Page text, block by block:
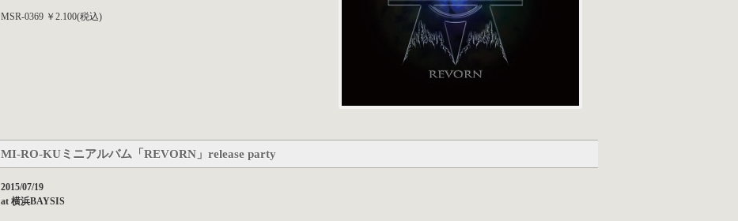
MSR-0369 ￥2.100(税込)
MI-RO-KUミニアルバム「REVORN」release party
2015/07/19
at 横浜BAYSIS